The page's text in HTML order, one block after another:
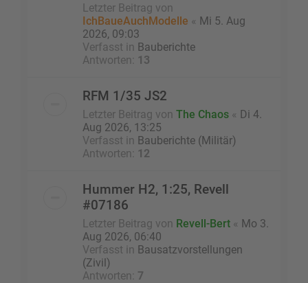
Letzter Beitrag von
IchBaueAuchModelle « Mi 5. Aug
2026, 09:03
Verfasst in Bauberichte
Antworten:
13
RFM 1/35 JS2
Letzter Beitrag von The Chaos « Di 4.
Aug 2026, 13:25
Verfasst in Bauberichte (Militär)
Antworten:
12
Hummer H2, 1:25, Revell
#07186
Letzter Beitrag von Revell-Bert « Mo 3.
Aug 2026, 06:40
Verfasst in Bausatzvorstellungen
(Zivil)
Antworten: 7